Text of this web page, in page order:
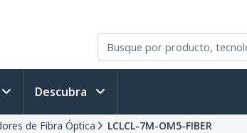
Descubra
de Fibra Óptica LCLCL-7M-OM5-FIBER